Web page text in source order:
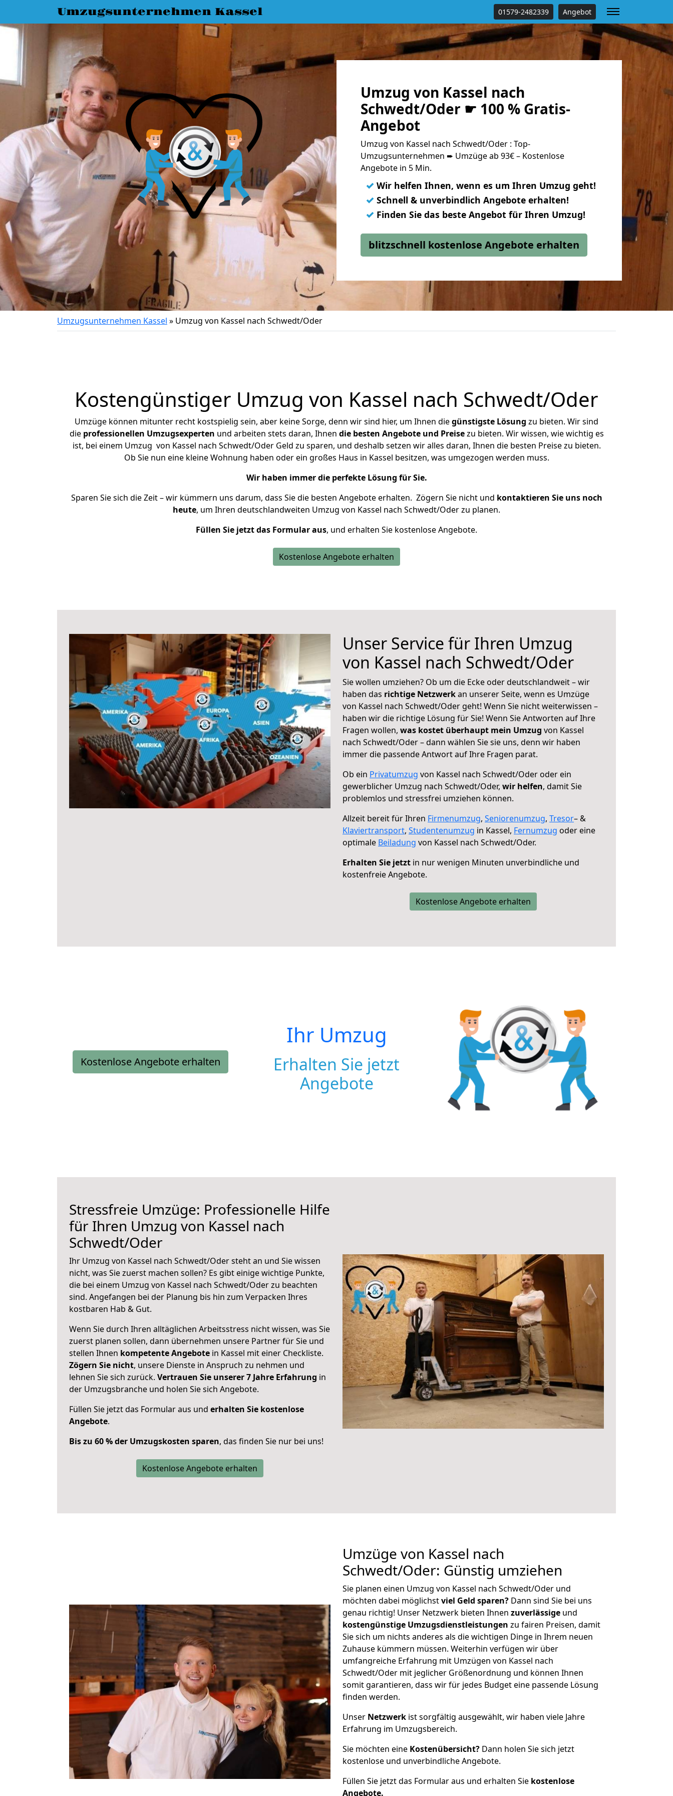
Umzugsunternehmen Kassel 01579-2482339 Angebot
Umzug von Kassel nach
Schwedt/Oder ☛ 100 % Gratis-
Angebot
Umzug von Kassel nach Schwedt/Oder : Top-
Umzugsunternehmen ➨ Umzüge ab 93€ – Kostenlose
Angebote in 5 Min.
✓ Wir helfen Ihnen, wenn es um Ihren Umzug geht!
✓ Schnell & unverbindlich Angebote erhalten!
✓ Finden Sie das beste Angebot für Ihren Umzug!
blitzschnell kostenlose Angebote erhalten
Umzugsunternehmen Kassel » Umzug von Kassel nach Schwedt/Oder
Kostengünstiger Umzug von Kassel nach Schwedt/Oder
Umzüge können mitunter recht kostspielig sein, aber keine Sorge, denn wir sind hier, um Ihnen diegünstigste Lösung zu bieten. Wir sind
die professionellen Umzugsexperten und arbeiten stets daran, Ihnen die besten Angebote und Preisezu bieten. Wir wissen, wie wichtig es
ist, bei einem Umzug von Kassel nach Schwedt/Oder Geld zu sparen, und deshalb setzen wir alles daran, Ihnen die besten Preise zu bieten.
Ob Sie nun eine kleine Wohnung haben oder ein großes Haus in Kassel besitzen, was umgezogen werden muss.
Wir haben immer die perfekte Lösung für Sie.
Sparen Sie sich die Zeit – wir kümmern uns darum, dass Sie die besten Angebote erhalten. Zögern Sie nicht und kontaktieren Sie uns noch
heute, um Ihren deutschlandweiten Umzug von Kassel nach Schwedt/Oder zu planen.
Füllen Sie jetzt das Formular aus, und erhalten Sie kostenlose Angebote.
Kostenlose Angebote erhalten
Unser Service für Ihren Umzug
von Kassel nach Schwedt/Oder
Sie wollen umziehen? Ob um die Ecke oder deutschlandweit – wir
haben das richtige Netzwerkan unserer Seite, wenn es Umzüge
von Kassel nach Schwedt/Oder geht! Wenn Sie nicht weiterwissen –
haben wir die richtige Lösung für Sie! Wenn Sie Antworten auf Ihre
Fragen wollen, was kostet überhaupt mein Umzug von Kassel
nach Schwedt/Oder – dann wählen Sie sie uns, denn wir haben
immer die passende Antwort auf Ihre Fragen parat.
Ob ein Privatumzug von Kassel nach Schwedt/Oder oder ein
gewerblicher Umzug nach Schwedt/Oder, wir helfen, damit Sie
problemlos und stressfrei umziehen können.
Allzeit bereit für Ihren Firmenumzug, Seniorenumzug, Tresor– &
Klaviertransport, Studentenumzug in Kassel, Fernumzug oder eine
optimale Beiladung von Kassel nach Schwedt/Oder.
Erhalten Sie jetzt in nur wenigen Minuten unverbindliche und
kostenfreie Angebote.
Kostenlose Angebote erhalten
Kostenlose Angebote erhalten
Ihr Umzug
Erhalten Sie jetzt
Angebote
Stressfreie Umzüge: Professionelle Hilfe
für Ihren Umzug von Kassel nach
Schwedt/Oder
Ihr Umzug von Kassel nach Schwedt/Oder steht an und Sie wissen
nicht, was Sie zuerst machen sollen? Es gibt einige wichtige Punkte,
die bei einem Umzug von Kassel nach Schwedt/Oder zu beachten
sind. Angefangen bei der Planung bis hin zum Verpacken Ihres
kostbaren Hab & Gut.
Wenn Sie durch Ihren alltäglichen Arbeitsstress nicht wissen, was Sie
zuerst planen sollen, dann übernehmen unsere Partner für Sie und
stellen Ihnen kompetente Angebote in Kassel mit einer Checkliste.
Zögern Sie nicht, unsere Dienste in Anspruch zu nehmen und
lehnen Sie sich zurück. Vertrauen Sie unserer 7 Jahre Erfahrung in
der Umzugsbranche und holen Sie sich Angebote.
Füllen Sie jetzt das Formular aus und erhalten Sie kostenlose
Angebote.
Bis zu 60 % der Umzugskosten sparen, das finden Sie nur bei uns!
Kostenlose Angebote erhalten
Umzüge von Kassel nach
Schwedt/Oder: Günstig umziehen
Sie planen einen Umzug von Kassel nach Schwedt/Oder und
möchten dabei möglichstviel Geld sparen? Dann sind Sie bei uns
genau richtig! Unser Netzwerk bieten Ihnen zuverlässige und
kostengünstige Umzugsdienstleistungen zu fairen Preisen, damit
Sie sich um nichts anderes als die wichtigen Dinge in Ihrem neuen
Zuhause kümmern müssen. Weiterhin verfügen wir über
umfangreiche Erfahrung mit Umzügen von Kassel nach
Schwedt/Oder mit jeglicher Größenordnung und können Ihnen
somit garantieren, dass wir für jedes Budget eine passende Lösung
finden werden.
Unser Netzwerk ist sorgfältig ausgewählt, wir haben viele Jahre
Erfahrung im Umzugsbereich.
Sie möchten eine Kostenübersicht? Dann holen Sie sich jetzt
kostenlose und unverbindliche Angebote.
Füllen Sie jetzt das Formular aus und erhalten Sie kostenlose
Angebote.